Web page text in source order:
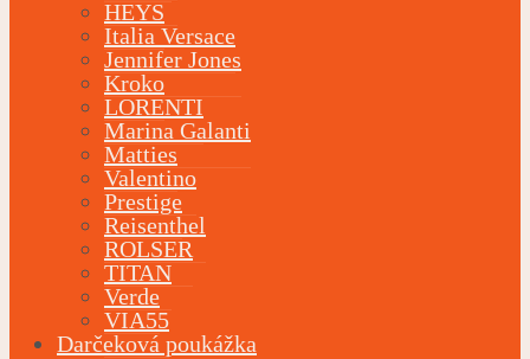
HEYS
Italia Versace
Jennifer Jones
Kroko
LORENTI
Marina Galanti
Matties
Valentino
Prestige
Reisenthel
ROLSER
TITAN
Verde
VIA55
Darčeková poukážka